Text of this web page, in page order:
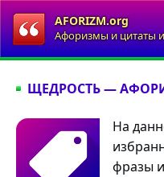
AFORIZM.org
Афоризмы и цитаты
ЩЕДРОСТЬ —
На
фразы